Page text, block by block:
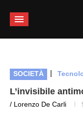
SOCIETÀ |
L’invisibile
/ Lorenzo De Carli